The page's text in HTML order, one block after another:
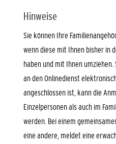
Hinweise
Sie können Ihre
wenn diese mit Ihnen bisher in
haben und mit Ihnen
an den Onlinedienst
angeschlossen ist, kann die
Einzelpersonen als auch im
werden. Bei einem
eine andere, meldet eine